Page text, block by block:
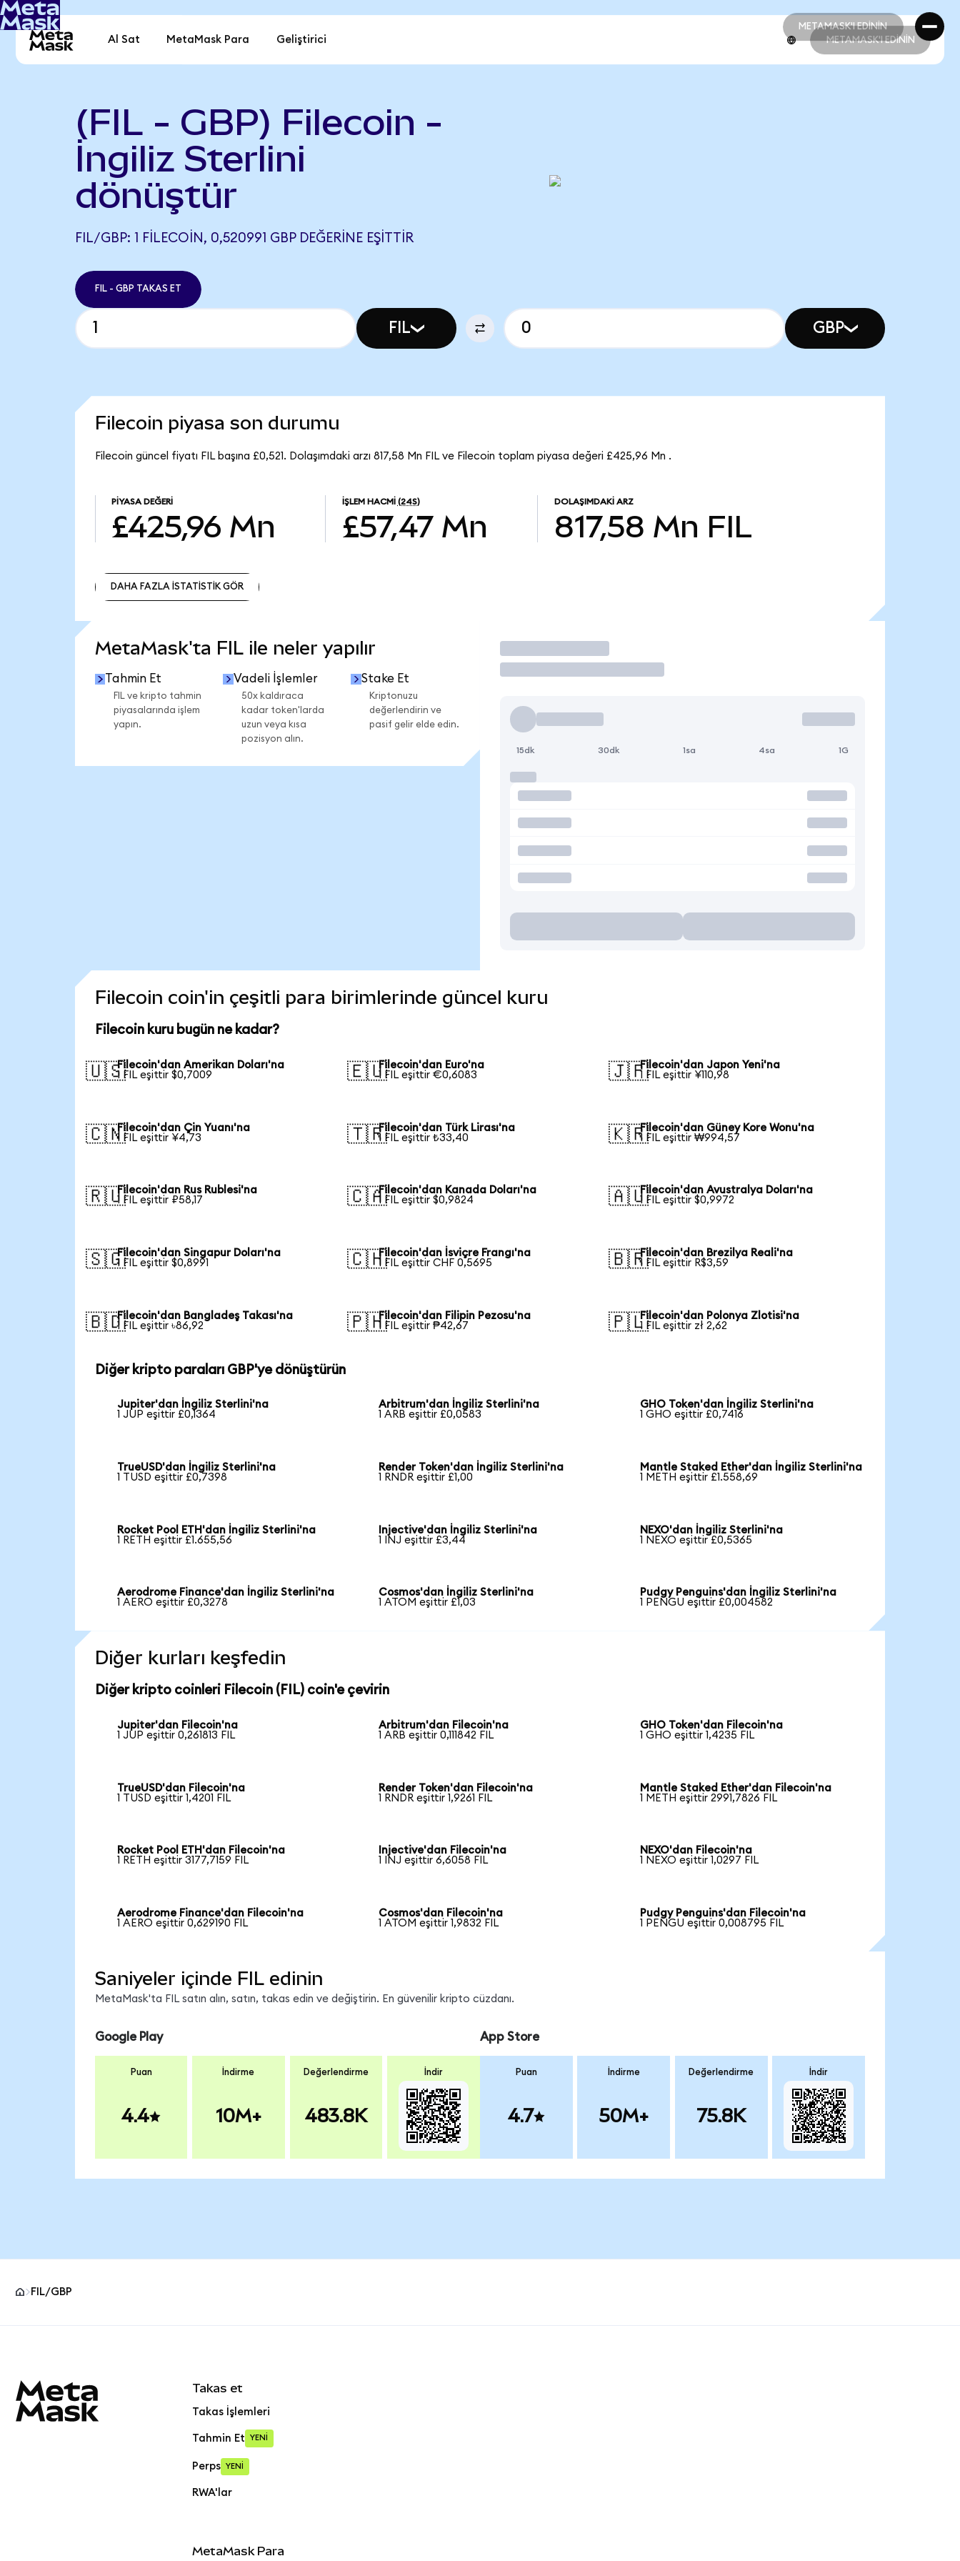
METAMASK'I EDİNİN
METAMASK'I EDİNİN
Al Sat MetaMask Para Geliştirici METAMASK'I EDİNİN
(FIL - GBP) Filecoin -
İngiliz Sterlini
dönüştür
FIL/GBP: 1 FILECOIN, 0,520991 GBP DEĞERINE EŞITTIR
FIL - GBP TAKAS ET
FIL GBP
Filecoin piyasa son durumu
Filecoin güncel fiyatı FIL başına £0,521. Dolaşımdaki arzı 817,58 Mn FIL ve Filecoin toplam piyasa değeri £425,96 Mn .
PIYASA DEĞERI
£425,96 Mn
İŞLEM HACMI (24S)
£57,47 Mn
DOLAŞIMDAKI ARZ
817,58 Mn FIL
DAHA FAZLA İSTATİSTİK GÖR
MetaMask'ta FIL ile neler yapılır
Tahmin Et
FIL ve kripto tahmin
piyasalarında işlem
yapın.
Vadeli İşlemler
50x kaldıraca
kadar token'larda
uzun veya kısa
pozisyon alın.
Stake Et
Kriptonuzu
değerlendirin ve
pasif gelir elde edin.
İşlem Yap
15dk 30dk 1sa 4sa 1G
Filecoin coin'in çeşitli para birimlerinde güncel kuru
Filecoin kuru bugün ne kadar?
🇺🇸Filecoin'dan Amerikan Doları'na
1 FIL eşittir $0,7009
🇪🇺Filecoin'dan Euro'na
1 FIL eşittir €0,6083
🇯🇵Filecoin'dan Japon Yeni'na
1 FIL eşittir ¥110,98
🇨🇳Filecoin'dan Çin Yuanı'na
1 FIL eşittir ¥4,73
🇹🇷Filecoin'dan Türk Lirası'na
1 FIL eşittir ₺33,40
🇰🇷Filecoin'dan Güney Kore Wonu'na
1 FIL eşittir ₩994,57
🇷🇺Filecoin'dan Rus Rublesi'na
1 FIL eşittir ₽58,17
🇨🇦Filecoin'dan Kanada Doları'na
1 FIL eşittir $0,9824
🇦🇺Filecoin'dan Avustralya Doları'na
1 FIL eşittir $0,9972
🇸🇬Filecoin'dan Singapur Doları'na
1 FIL eşittir $0,8991
🇨🇭Filecoin'dan İsviçre Frangı'na
1 FIL eşittir CHF 0,5695
🇧🇷Filecoin'dan Brezilya Reali'na
1 FIL eşittir R$3,59
🇧🇩Filecoin'dan Bangladeş Takası'na
1 FIL eşittir ৳86,92
🇵🇭Filecoin'dan Filipin Pezosu'na
1 FIL eşittir ₱42,67
🇵🇱Filecoin'dan Polonya Zlotisi'na
1 FIL eşittir zł 2,62
Diğer kripto paraları GBP'ye dönüştürün
Jupiter'dan İngiliz Sterlini'na
1 JUP eşittir £0,1364
Arbitrum'dan İngiliz Sterlini'na
1 ARB eşittir £0,0583
GHO Token'dan İngiliz Sterlini'na
1 GHO eşittir £0,7416
TrueUSD'dan İngiliz Sterlini'na
1 TUSD eşittir £0,7398
Render Token'dan İngiliz Sterlini'na
1 RNDR eşittir £1,00
Mantle Staked Ether'dan İngiliz Sterlini'na
1 METH eşittir £1.558,69
Rocket Pool ETH'dan İngiliz Sterlini'na
1 RETH eşittir £1.655,56
Injective'dan İngiliz Sterlini'na
1 INJ eşittir £3,44
NEXO'dan İngiliz Sterlini'na
1 NEXO eşittir £0,5365
Aerodrome Finance'dan İngiliz Sterlini'na
1 AERO eşittir £0,3278
Cosmos'dan İngiliz Sterlini'na
1 ATOM eşittir £1,03
Pudgy Penguins'dan İngiliz Sterlini'na
1 PENGU eşittir £0,004582
Diğer kurları keşfedin
Diğer kripto coinleri Filecoin (FIL) coin'e çevirin
Jupiter'dan Filecoin'na
1 JUP eşittir 0,261813 FIL
Arbitrum'dan Filecoin'na
1 ARB eşittir 0,111842 FIL
GHO Token'dan Filecoin'na
1 GHO eşittir 1,4235 FIL
TrueUSD'dan Filecoin'na
1 TUSD eşittir 1,4201 FIL
Render Token'dan Filecoin'na
1 RNDR eşittir 1,9261 FIL
Mantle Staked Ether'dan Filecoin'na
1 METH eşittir 2991,7826 FIL
Rocket Pool ETH'dan Filecoin'na
1 RETH eşittir 3177,7159 FIL
Injective'dan Filecoin'na
1 INJ eşittir 6,6058 FIL
NEXO'dan Filecoin'na
1 NEXO eşittir 1,0297 FIL
Aerodrome Finance'dan Filecoin'na
1 AERO eşittir 0,629190 FIL
Cosmos'dan Filecoin'na
1 ATOM eşittir 1,9832 FIL
Pudgy Penguins'dan Filecoin'na
1 PENGU eşittir 0,008795 FIL
Saniyeler içinde FIL edinin
MetaMask'ta FIL satın alın, satın, takas edin ve değiştirin. En güvenilir kripto cüzdanı.
Google Play
Puan
4.4
İndirme
10M+
Değerlendirme
483.8K
İndir
App Store
Puan
4.7
İndirme
50M+
Değerlendirme
75.8K
İndir
FIL/GBP
Takas et
Takas İşlemleri
Tahmin Et YENİ
Perps YENİ
RWA'lar
MetaMask Para